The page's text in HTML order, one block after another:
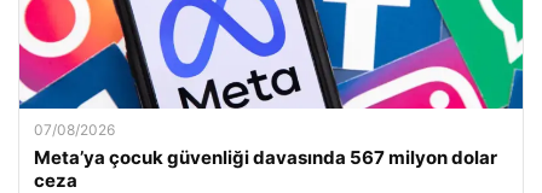
07/08/2026
Meta’ya çocuk güvenliği davasında 567 milyon dolar
ceza